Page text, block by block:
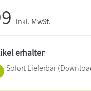
inkl. MwSt.
erhalten
Sofort Lieferbar